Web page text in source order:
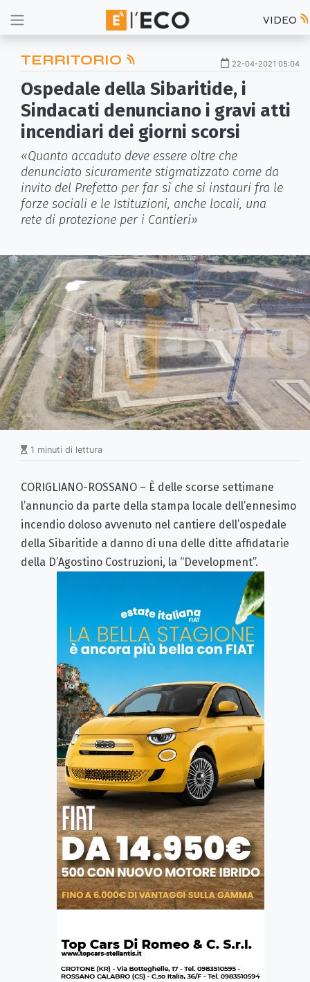
VIDEO
TERRITORIO 22-04-2021 05:04
Ospedale della Sibaritide, i
Sindacati denunciano i gravi atti
incendiari dei giorni scorsi
«Quanto accaduto deve essere oltre che
denunciato sicuramente stigmatizzato come da
invito del Prefetto per far sì che si instauri fra le
forze sociali e le Istituzioni, anche locali, una
rete di protezione per i Cantieri»
1 minuti di lettura
CORIGLIANO-ROSSANO – È delle scorse settimane
l’annuncio da parte della stampa locale dell’ennesimo
incendio doloso avvenuto nel cantiere dell’ospedale
della Sibaritide a danno di una delle ditte affidatarie
della D’Agostino Costruzioni, la “Development”.